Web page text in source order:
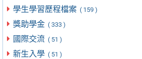
學生學習歷程檔案 ( 159 )
獎助學金 ( 333 )
國際交流 ( 51 )
新生入學 ( 51 )